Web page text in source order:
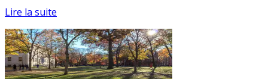
Lire la suite